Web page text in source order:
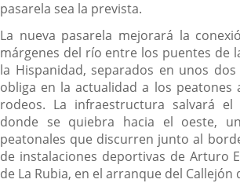
pasarela sea la prevista.
La nueva pasarela mejorará la
márgenes del río entre los puentes de
la Hispanidad, separados en unos
obliga en la actualidad a los peatones
rodeos. La infraestructura salvará
donde se quiebra hacia el oeste,
peatonales que discurren junto al
de instalaciones deportivas de Arturo
de La Rubia, en el arranque del Callejón